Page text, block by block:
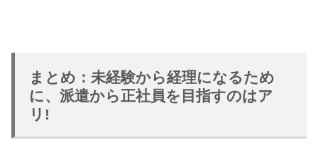
まとめ：未経験から経理になるため
に、派遣から正社員を目指すのはア
リ!